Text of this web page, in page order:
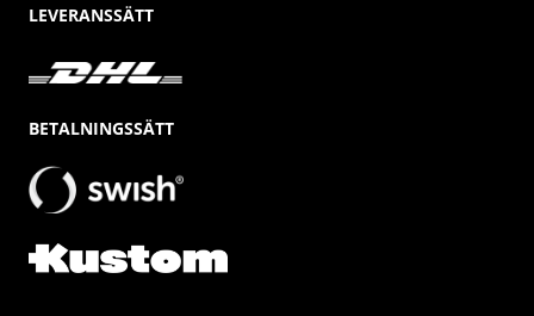
LEVERANSSÄTT
BETALNINGSSÄTT